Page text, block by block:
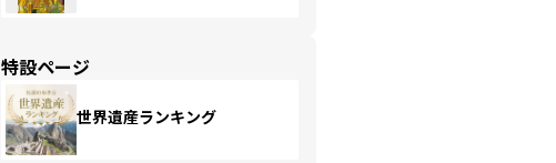
特設ページ
世界遺産ランキング